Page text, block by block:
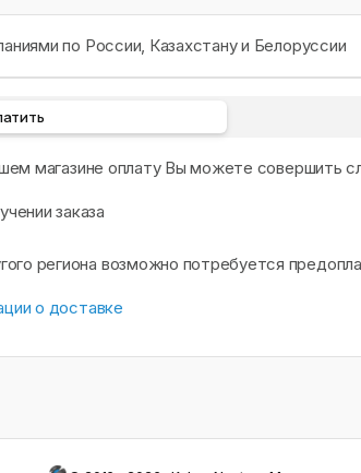
по России, Казахстану и Белоруссии
магазине оплату Вы можете совершить
заказа
региона возможно потребуется
о доставке